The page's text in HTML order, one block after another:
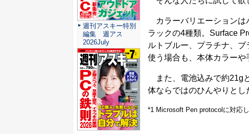
カラーバリエーションは
ラックの4種類。Surface
ルトブルー、プラチナ、
使う場合も、本体カラーや
また、電池込みで約21g
体ならではのひんやりとし
*1 Microsoft Pen protocolに対応し
週刊アスキー特別
編集 週アス
2026July